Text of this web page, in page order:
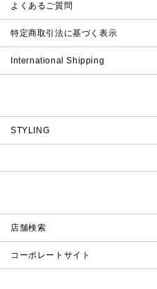
よくあるご質問
特定商取引法に基づく表示
International Shipping
STYLING
店舗検索
コーポレートサイト